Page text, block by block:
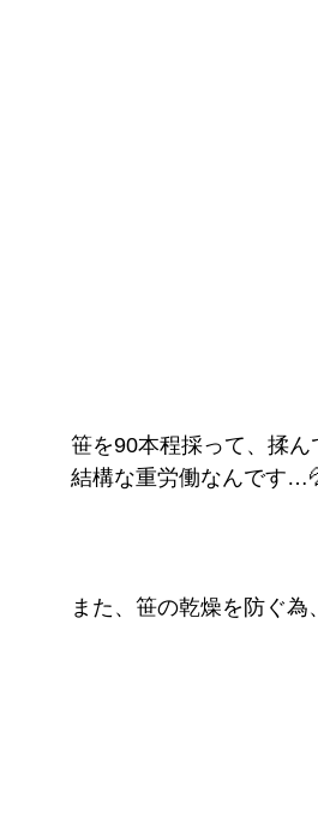
笹を90本程採って、揉
結構な重労働なんです
また、笹の乾燥を防ぐ